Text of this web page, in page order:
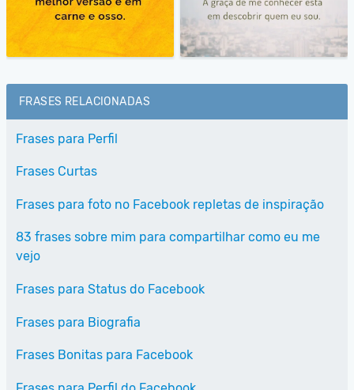
FRASES RELACIONADAS
Frases para Perfil
Frases Curtas
Frases para foto no Facebook repletas de inspiração
83 frases sobre mim para compartilhar como eu me
vejo
Frases para Status do Facebook
Frases para Biografia
Frases Bonitas para Facebook